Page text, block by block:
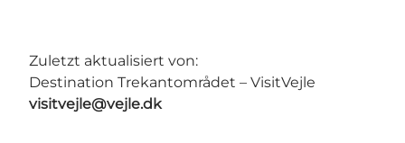
Zuletzt aktualisiert von:
Destination Trekantområdet – VisitVejle
visitvejle@vejle.dk